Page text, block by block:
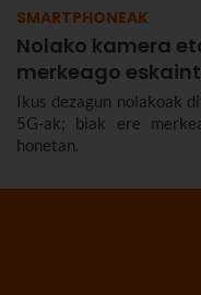
SMARTPHONEAK
Nolako kamera
merkeago
Ikus dezagun nolakoak
5G-ak; biak ere
honetan.